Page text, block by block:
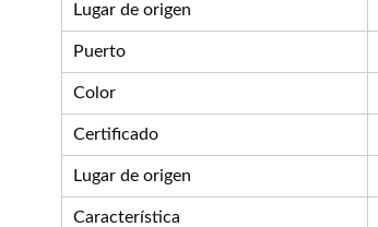
Lugar de origen
Puerto
Color
Certificado
Lugar de origen
Característica